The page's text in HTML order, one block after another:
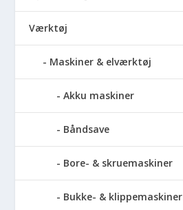
Værktøj
Maskiner & elværktøj
Akku maskiner
Båndsave
Bore- & skruemaskiner
Bukke- & klippemaskiner